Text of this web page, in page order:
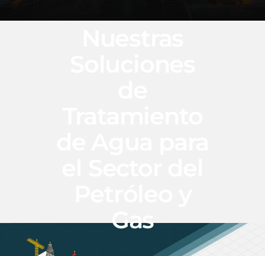
Gas